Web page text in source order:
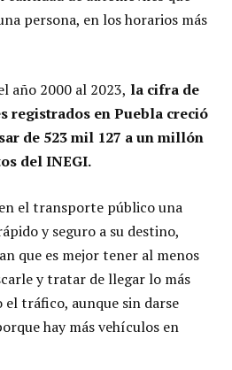
persona, en los horarios más
año 2000 al 2023, la cifra de
registrados en Puebla creció
de 523 mil 127 a un millón
del INEGI.
el transporte público una
y seguro a su destino,
que es mejor tener al menos
y tratar de llegar lo más
tráfico, aunque sin darse
hay más vehículos en